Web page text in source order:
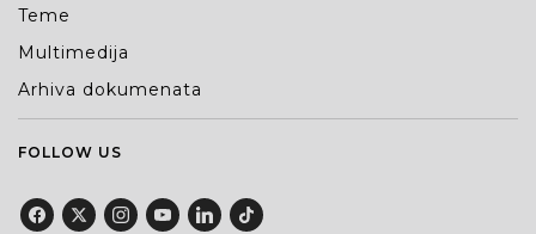
Teme
Multimedija
Arhiva dokumenata
FOLLOW US